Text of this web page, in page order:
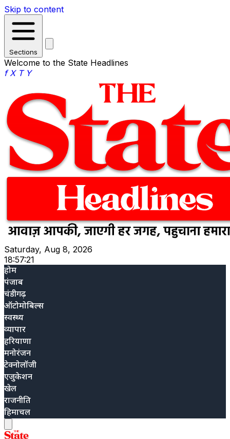
Skip to content
Sections
Welcome to the State Headlines
f X T Y
Saturday, Aug 8, 2026
18:57:23
होम
पंजाब
चंडीगढ़
ऑटोमोबिल्स
स्वस्थ्य
व्यापार
हरियाणा
मनोरंजन
टेक्नोलॉजी
एजुकेशन
खेल
राजनीति
हिमाचल